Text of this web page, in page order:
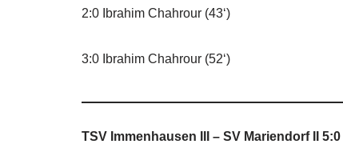
2:0 Ibrahim Chahrour (43‘)
3:0 Ibrahim Chahrour (52‘)
TSV Immenhausen III – SV Mariendorf II 5:0